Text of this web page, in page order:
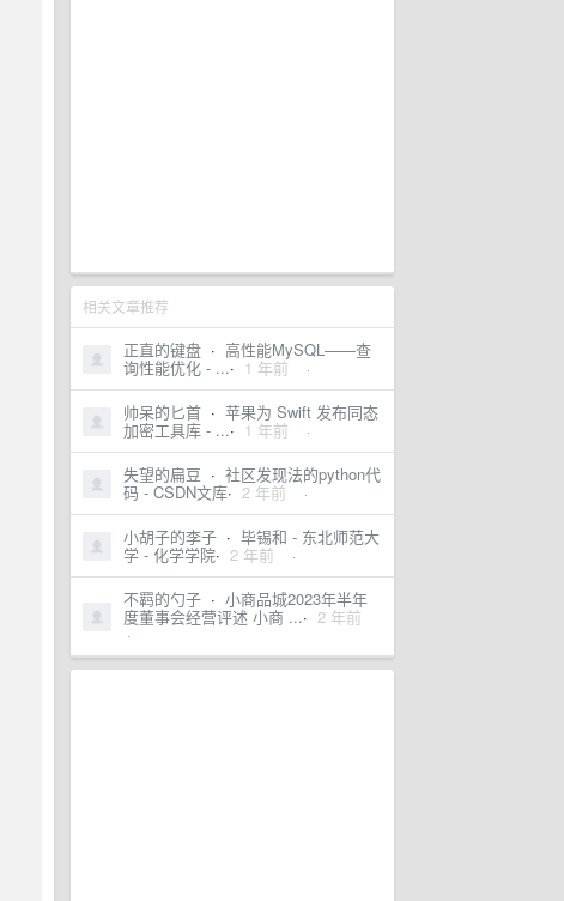
相关文章推荐
正直的键盘 · 高性能MySQL——查
询性能优化 - ...· 1 年前 ·
帅呆的匕首 · 苹果为 Swift 发布同态
加密工具库 - ...· 1 年前 ·
失望的扁豆 · 社区发现法的python代
码 - CSDN文库· 2 年前 ·
小胡子的李子 · 毕锡和 - 东北师范大
学 - 化学学院· 2 年前 ·
不羁的勺子 · 小商品城2023年半年
度董事会经营评述 小商 ...· 2 年前
·